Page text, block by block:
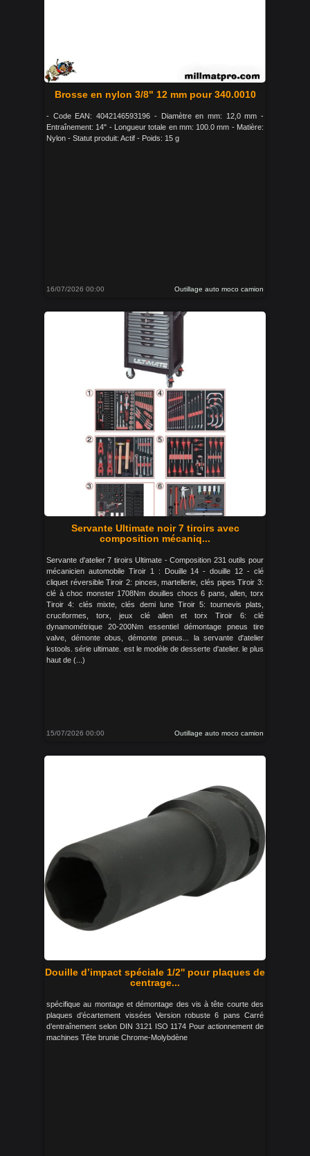
Brosse en nylon 3/8" 12 mm pour 340.0010
- Code EAN: 4042146593196 - Diamètre en mm: 12,0 mm -
Entraînement: 14" - Longueur totale en mm: 100.0 mm - Matière:
Nylon - Statut produit: Actif - Poids: 15 g
16/07/2026 00:00 Outillage auto moco camion
Servante Ultimate noir 7 tiroirs avec
composition mécaniq...
Servante d'atelier 7 tiroirs Ultimate - Composition 231 outils pour
mécanicien automobile Tiroir 1 : Douille 14 - douille 12 - clé
cliquet réversible Tiroir 2: pinces, martellerie, clés pipes Tiroir 3:
clé à choc monster 1708Nm douilles chocs 6 pans, allen, torx
Tiroir 4: clés mixte, clés demi lune Tiroir 5: tournevis plats,
cruciformes, torx, jeux clé allen et torx Tiroir 6: clé
dynamométrique 20-200Nm essentiel démontage pneus tire
valve, démonte obus, démonte pneus... la servante d'atelier
kstools. série ultimate. est le modèle de desserte d'atelier. le plus
haut de (...)
15/07/2026 00:00 Outillage auto moco camion
Douille d’impact spéciale 1/2'' pour plaques de
centrage...
spécifique au montage et démontage des vis à tête courte des
plaques d’écartement vissées Version robuste 6 pans Carré
d’entraînement selon DIN 3121 ISO 1174 Pour actionnement de
machines Tête brunie Chrome-Molybdène